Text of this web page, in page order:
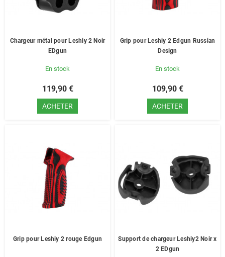
Chargeur métal pour Leshiy 2 Noir
EDgun
En stock
119,90 €
ACHETER
Grip pour Leshiy 2 Edgun Russian
Design
En stock
109,90 €
ACHETER
Grip pour Leshiy 2 rouge Edgun
Support de chargeur Leshiy2 Noir x
2 EDgun